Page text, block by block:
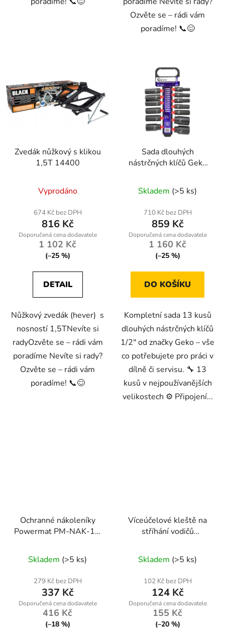
Ozvěte se – rádi vám
poradíme! 📞😊
Zvedák nůžkový s klikou
1,5T 14400
hodnocení
produktu
je
2,0
z
Vyprodáno
674 Kč bez DPH
816 Kč
1 102 Kč
(–25 %)
DETAIL
Nůžkový zvedák (hever) s
nosností 1,5TNevíte si
radyOzvěte se – rádi vám
poradíme Nevíte si rady?
Ozvěte se – rádi vám
poradíme! 📞😊
Sada dlouhých
nástrčných klíčů Geko
profesionální CrV ocel
pro automotive a dílnu
Skladem (>5 ks)
710 Kč bez DPH
859 Kč
1 160 Kč
(–25 %)
DO KOŠÍKU
Kompletní sada 13 kusů
dlouhých nástrčných klíčů
1/2" od značky Geko – vše
co potřebujete pro práci v
dílně či servisu. 🔧 13
kusů v nejpoužívanějších
velikostech ⚙️ Připojení...
Ochranné nákoleníky
Powermat PM-NAK-1T,
velikost
Skladem (>5 ks)
279 Kč bez DPH
337 Kč
416 Kč
(–18 %)
Víceúčelové kleště na
stříhání vodičů
Skladem (>5 ks)
102 Kč bez DPH
124 Kč
155 Kč
(–20 %)